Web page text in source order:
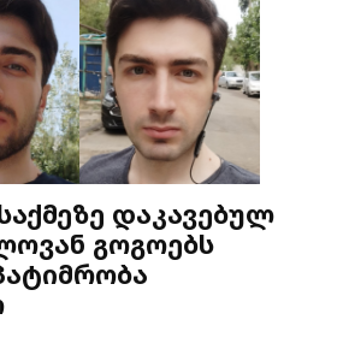
დაკავებულ
გოგოებს